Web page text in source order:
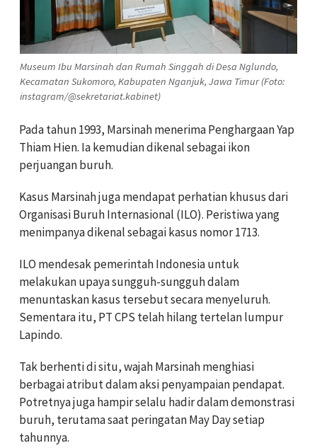
Museum Ibu Marsinah dan Rumah Singgah di Desa Nglundo,
Kecamatan Sukomoro, Kabupaten Nganjuk, Jawa Timur (Foto:
instagram/@sekretariat.kabinet)
Pada tahun 1993, Marsinah menerima Penghargaan Yap
Thiam Hien. Ia kemudian dikenal sebagai ikon
perjuangan buruh.
Kasus Marsinah juga mendapat perhatian khusus dari
Organisasi Buruh Internasional (ILO). Peristiwa yang
menimpanya dikenal sebagai kasus nomor 1713.
ILO mendesak pemerintah Indonesia untuk
melakukan upaya sungguh-sungguh dalam
menuntaskan kasus tersebut secara menyeluruh.
Sementara itu, PT CPS telah hilang tertelan lumpur
Lapindo.
Tak berhenti di situ, wajah Marsinah menghiasi
berbagai atribut dalam aksi penyampaian pendapat.
Potretnya juga hampir selalu hadir dalam demonstrasi
buruh, terutama saat peringatan May Day setiap
tahunnya.